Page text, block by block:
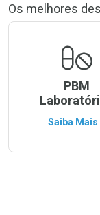
Os melhores
PBM
Saiba Mais